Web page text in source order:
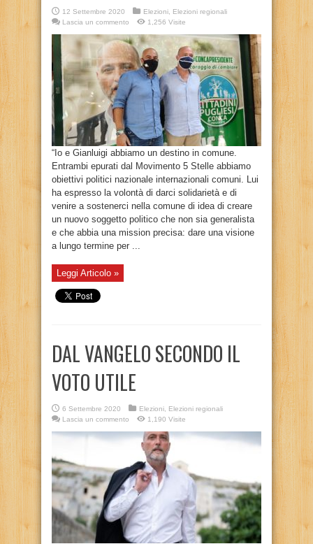
12 Settembre 2020 Elezioni
Elezioni regionali
Lascia un commento
1,256 Visite
“Io e Gianluigi abbiamo un destino in comune.
Entrambi epurati dal Movimento 5 Stelle abbiamo
obiettivi politici nazionale internazionali comuni. Lui
ha espresso la volontà di darci solidarietà e di
venire a sostenerci nella comune di idea di creare
un nuovo soggetto politico che non sia generalista
e che abbia una mission precisa: dare una visione
a lungo termine per ...
Leggi Articolo »
DAL VANGELO SECONDO IL
VOTO UTILE
6 Settembre 2020 Elezioni
Elezioni regionali
Lascia un commento
1,190 Visite